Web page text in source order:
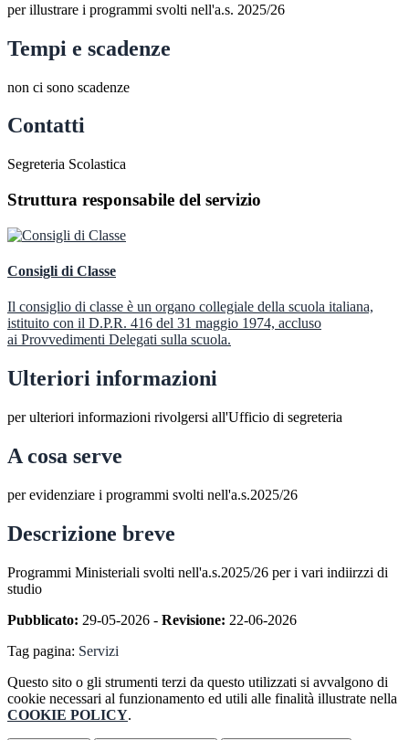
per illustrare i programmi svolti nell'a.s. 2025/26
Tempi e scadenze
non ci sono scadenze
Contatti
Segreteria Scolastica
Struttura responsabile del servizio
Consigli di Classe
Il consiglio di classe è un organo collegiale della scuola italiana,
istituito con il D.P.R. 416 del 31 maggio 1974, accluso
ai Provvedimenti Delegati sulla scuola.
Ulteriori informazioni
per ulteriori informazioni rivolgersi all'Ufficio di segreteria
A cosa serve
per evidenziare i programmi svolti nell'a.s.2025/26
Descrizione breve
Programmi Ministeriali svolti nell'a.s.2025/26 per i vari indiirzzi di
studio
Pubblicato: 29-05-2026 - Revisione: 22-06-2026
Tag pagina: Servizi
Questo sito o gli strumenti terzi da questo utilizzati si avvalgono di
cookie necessari al funzionamento ed utili alle finalità illustrate nella
COOKIE POLICY.